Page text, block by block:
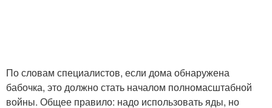
По словам специалистов, если дома обнаружена
бабочка, это должно стать началом полномасштабной
войны. Общее правило: надо использовать яды, но